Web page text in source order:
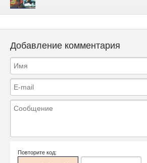
Добавление комментария
Повторите код: